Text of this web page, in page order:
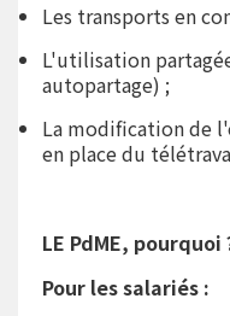
Les transports en
L'utilisation
autopartage) ;
La modification de
en place du
LE PdME, pourquoi
Pour les salariés :